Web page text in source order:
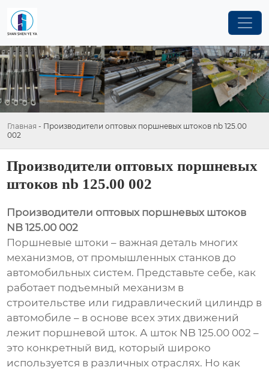
Главная - Производители оптовых поршневых штоков nb 125.00
002
Производители оптовых поршневых
штоков nb 125.00 002
Производители оптовых поршневых штоков
NB 125.00 002
Поршневые штоки – важная деталь многих
механизмов, от промышленных станков до
автомобильных систем. Представьте себе, как
работает подъемный механизм в
строительстве или гидравлический цилиндр в
автомобиле – в основе всех этих движений
лежит поршневой шток. А шток NB 125.00 002 –
это конкретный вид, который широко
используется в различных отраслях. Но как